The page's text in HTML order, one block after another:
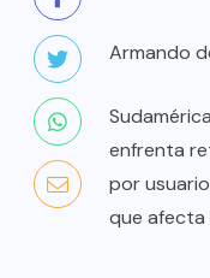
Armando
enfrenta
por
que afecta